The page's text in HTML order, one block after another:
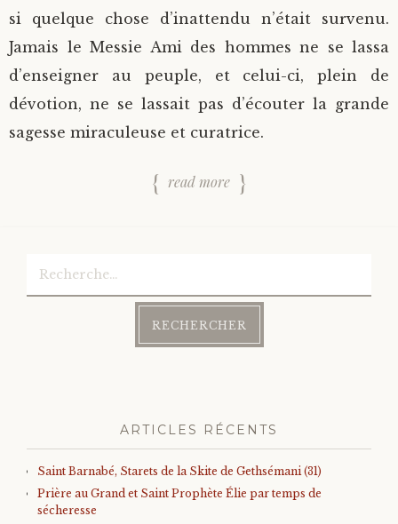
si quelque chose d’inattendu n’était survenu.
Jamais le Messie Ami des hommes ne se lassa
d’enseigner au peuple, et celui-ci, plein de
dévotion, ne se lassait pas d’écouter la grande
sagesse miraculeuse et curatrice.
read more
ARTICLES RÉCENTS
Saint Barnabé, Starets de la Skite de Gethsémani (31)
Prière au Grand et Saint Prophète Élie par temps de
sécheresse